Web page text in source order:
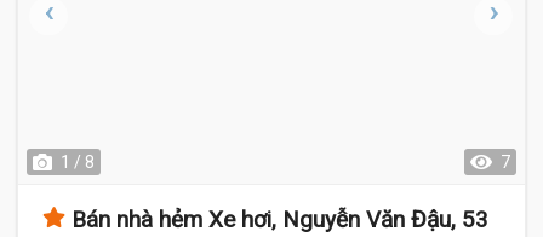
1 / 8 7
Bán nhà hẻm Xe hơi, Nguyễn Văn Đậu, 53